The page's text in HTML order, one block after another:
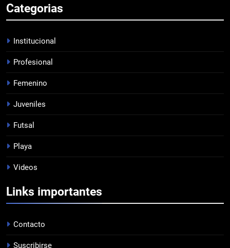
EMPATE EN CASA
7
8
1
FUTSAL
Categorias
Institucional
Profesional
Femenino
Juveniles
Futsal
Playa
Videos
Links importantes
Contacto
Suscribirse